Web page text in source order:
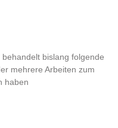
bislang folgende
mehrere Arbeiten zum
haben